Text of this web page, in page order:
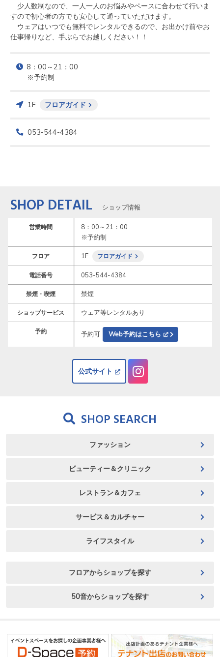
少人数制なので、一人一人のお悩みやペースに合わせて行いま
すので初心者の方でも安心して通っていただけます。
ウェアはいつでも無料でレンタルできるので、お出かけ前やお
仕事帰りなど、手ぶらでお越しください！！
8：00～21：00
※予約制
1F フロアガイド
053-544-4384
SHOP DETAIL ショップ情報
営業時間
8：00～21：00
※予約制
フロア 1F フロアガイド
電話番号 053-544-4384
禁煙・喫煙 禁煙
ショップサービス ウェア等レンタルあり
予約 予約可 Web予約はこちら
公式サイト
SHOP SEARCH
ファッション
ビューティー＆クリニック
レストラン＆カフェ
サービス＆カルチャー
ライフスタイル
フロアからショップを探す
50音からショップを探す